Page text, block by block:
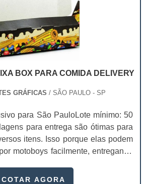
BOX PARA COMIDA DELIVERY
GRÁFICAS / SÃO PAULO - SP
para São PauloLote mínimo: 50
para entrega são ótimas para
itens. Isso porque elas podem
motoboys facilmente, entregando
box para comida delivery, faça uma
COTAR AGORA